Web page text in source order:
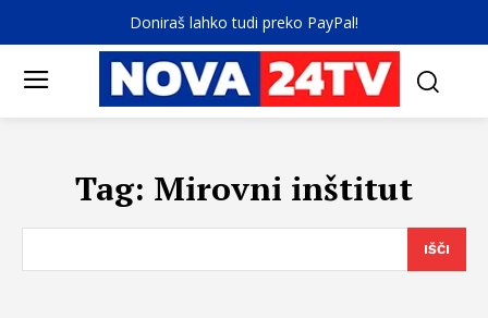
Doniraš lahko tudi preko PayPal!
Tag: Mirovni inštitut
IŠČI